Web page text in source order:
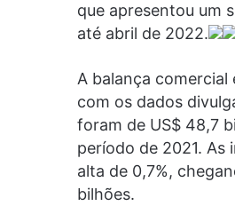
que apresentou um
até abril de 2022.
A balança
com os dados
foram de US$ 48,7
período de 2021. As
alta de 0,7%,
bilhões.